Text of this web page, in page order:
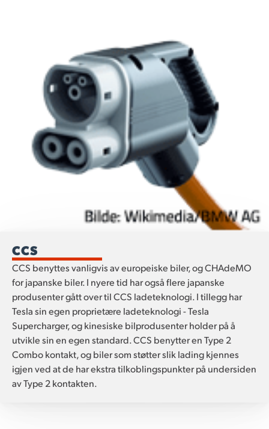
CCS
CCS benyttes vanligvis av europeiske biler, og CHAdeMO
for japanske biler. I nyere tid har også flere japanske
produsenter gått over til CCS ladeteknologi. I tillegg har
Tesla sin egen proprietære ladeteknologi - Tesla
Supercharger, og kinesiske bilprodusenter holder på å
utvikle sin en egen standard. CCS benytter en Type 2
Combo kontakt, og biler som støtter slik lading kjennes
igjen ved at de har ekstra tilkoblingspunkter på undersiden
av Type 2 kontakten.